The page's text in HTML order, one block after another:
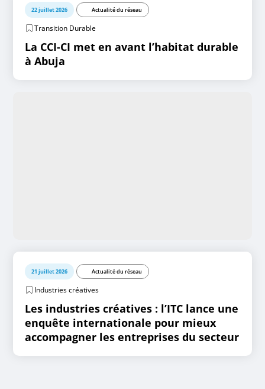
22 juillet 2026 Actualité du réseau
Transition Durable
La CCI-CI met en avant l’habitat durable
à Abuja
21 juillet 2026 Actualité du réseau
Industries créatives
Les industries créatives : l’ITC lance une
enquête internationale pour mieux
accompagner les entreprises du secteur